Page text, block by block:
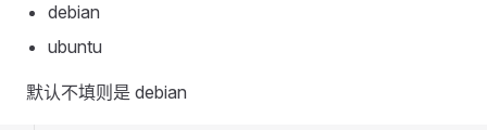
debian
ubuntu
默认不填则是 debian